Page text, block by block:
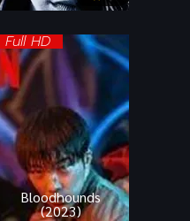
Full HD
Bloodhounds
(2023)